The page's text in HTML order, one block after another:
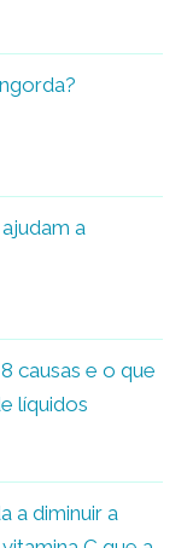
a
causas e o que
líquidos
a diminuir a